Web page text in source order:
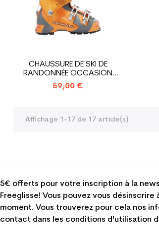
CHAUSSURE DE SKI DE
RANDONNÉE OCCASION
GARMONT DEAMON
59,00 €
Affichage 1-17 de 17 article(s)
5€ offerts pour votre inscription à la
Freeglisse! Vous pouvez vous désinscrire
moment. Vous trouverez pour cela nos
contact dans les conditions d'utilisation